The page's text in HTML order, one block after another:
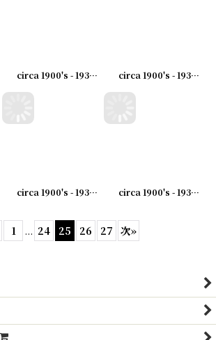
circa 1900's - 1930's Advertising Clip TRUAX.GREENE&COMPANY...アドバタイジング クリップ circa 1900's - 1930's Advertising Clip DECATUR&HOPKINS CO. ...アドバタイジング クリップ
circa 1900's - 1930's Advertising Clip WALTERS BROS...アドバタイジング クリップ circa 1900's - 1930's Advertising Clip FRED D.KUTZ...アドバタイジング クリップ
1 ... 24 25 26 27 次»